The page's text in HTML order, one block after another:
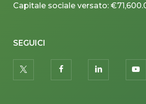
Capitale sociale versato:
SEGUICI
twitter facebooklinkedin